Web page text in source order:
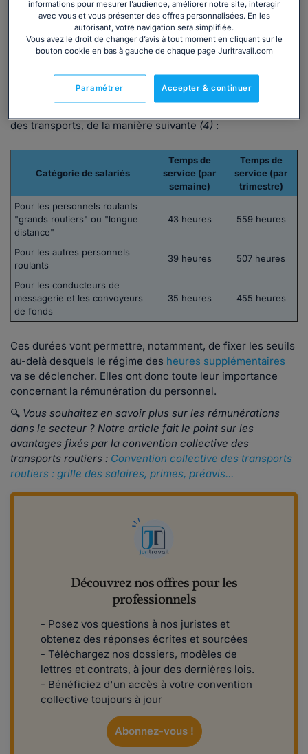
Comment calculer le temps de service des
chauffeurs du secteur du transport
distance...) ?
des transports, de la manière suivante (4) :
Catégorie de salariés
Temps de
service (par
semaine)
Temps de
service (par
trimestre)
Pour les personnels roulants
"grands routiers" ou "longue
distance"
43 heures 559 heures
Pour les autres personnels
roulants
39 heures 507 heures
Pour les conducteurs de
messagerie et les convoyeurs
de fonds
35 heures 455 heures
Ces durées vont permettre, notamment, de fixer les seuils
au-delà desquels le régime des heures supplémentaires
va se déclencher. Elles ont donc toute leur importance
concernant la rémunération du personnel.
🔍 Vous souhaitez en savoir plus sur les rémunérations
dans le secteur ? Notre article fait le point sur les
avantages fixés par la convention collective des
transports routiers : Convention collective des transports
routiers : grille des salaires, primes, préavis...
Découvrez nos offres pour les
professionnels
- Posez vos questions à nos juristes et
obtenez des réponses écrites et sourcées
- Téléchargez nos dossiers, modèles de
lettres et contrats, à jour des dernières lois.
- Bénéficiez d'un accès à votre convention
collective toujours à jour
Abonnez-vous !
informations pour mesurer l’audience, améliorer notre site, interagir
avec vous et vous présenter des offres personnalisées. En les
autorisant, votre navigation sera simplifiée.
Vous avez le droit de changer d’avis à tout moment en cliquant sur le
bouton cookie en bas à gauche de chaque page Juritravail.com
Accepter & continuer
Paramétrer